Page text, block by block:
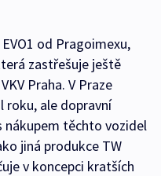
od Pragoimexu,
zastřešuje ještě
Praha. V Praze
roku, ale dopravní
nákupem těchto vozidel
jiná produkce TW
v koncepci kratších